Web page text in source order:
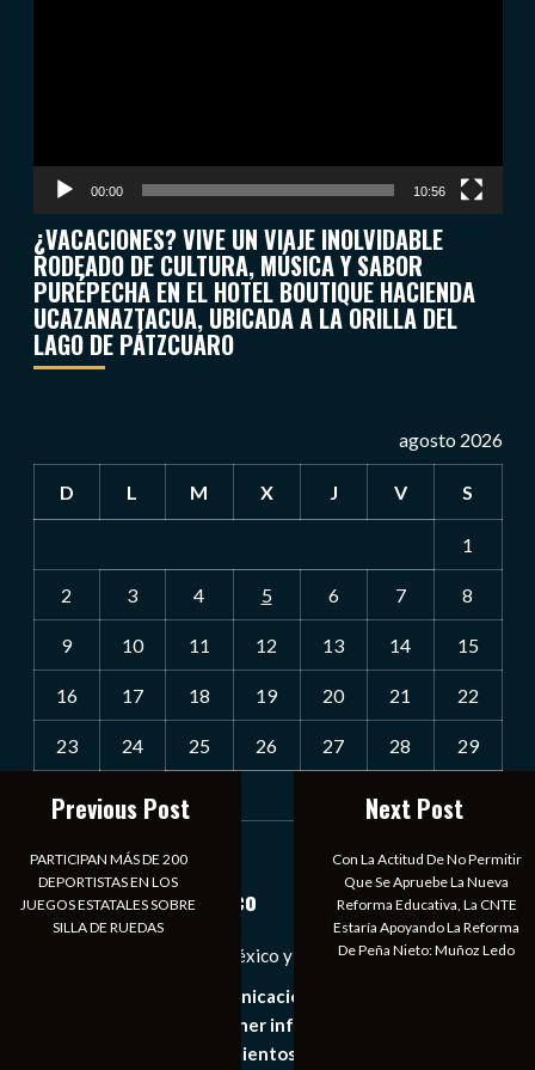
00:00 10:56
¿VACACIONES? VIVE UN VIAJE INOLVIDABLE
RODEADO DE CULTURA, MÚSICA Y SABOR
PURÉPECHA EN EL HOTEL BOUTIQUE HACIENDA
UCAZANAZTACUA, UBICADA A LA ORILLA DEL
LAGO DE PÁTZCUARO
agosto 2026
D L M X J V S
1
2 3 4 5 6 7 8
9 10 11 12 13 14 15
16 17 18 19 20 21 22
23 24 25 26 27 28 29
30
Notiexpress de México
Las Noticias Diarias de México y el Mundo a Tu Alcance
Somos un medio de comunicación digital que tiene como
principal objetivo mantener informado al publico en
general de los acontecimientos mas recientes e
Previous Post
PARTICIPAN MÁS DE 200
DEPORTISTAS EN LOS
JUEGOS ESTATALES SOBRE
SILLA DE RUEDAS
Next Post
Con La Actitud De No Permitir
Que Se Apruebe La Nueva
Reforma Educativa, La CNTE
Estaría Apoyando La Reforma
De Peña Nieto: Muñoz Ledo